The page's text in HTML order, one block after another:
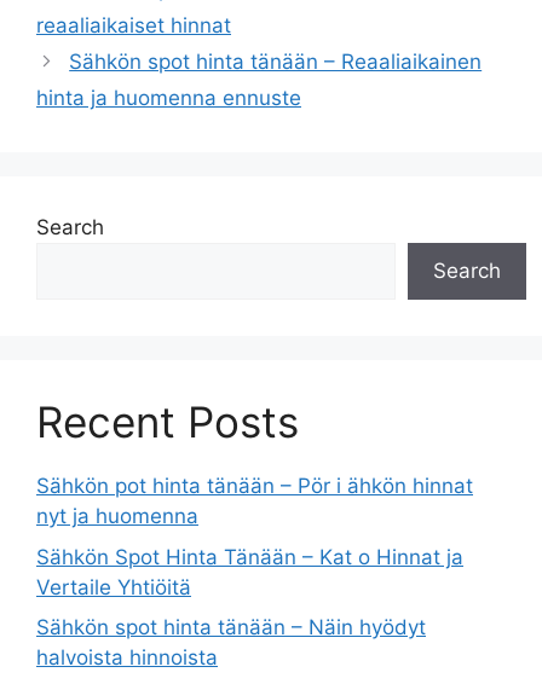
reaaliaikaiset hinnat
Sähkön spot hinta tänään – Reaaliaikainen
hinta ja huomenna ennuste
Search
Search
Recent Posts
Sähkön pot hinta tänään – Pör i ähkön hinnat
nyt ja huomenna
Sähkön Spot Hinta Tänään – Kat o Hinnat ja
Vertaile Yhtiöitä
Sähkön spot hinta tänään – Näin hyödyt
halvoista hinnoista